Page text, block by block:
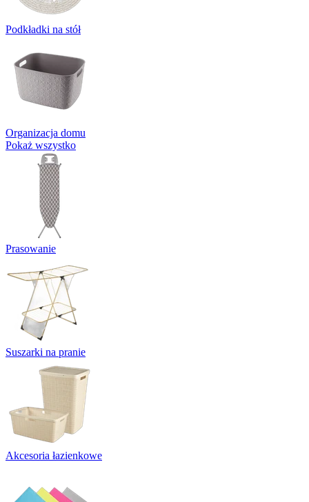
Podkładki na stół
Organizacja domu
Pokaż wszystko
Prasowanie
Suszarki na pranie
Akcesoria łazienkowe